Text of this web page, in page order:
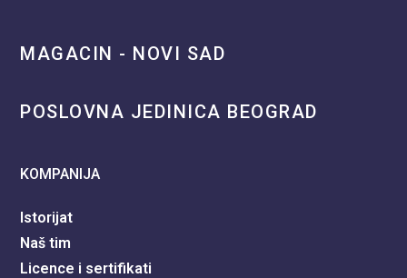
MAGACIN - NOVI SAD
POSLOVNA JEDINICA BEOGRAD
KOMPANIJA
Istorijat
Naš tim
Licence i sertifikati